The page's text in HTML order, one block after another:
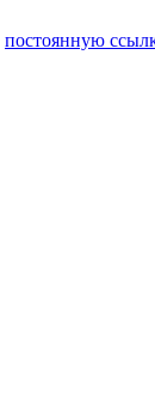
постоянную